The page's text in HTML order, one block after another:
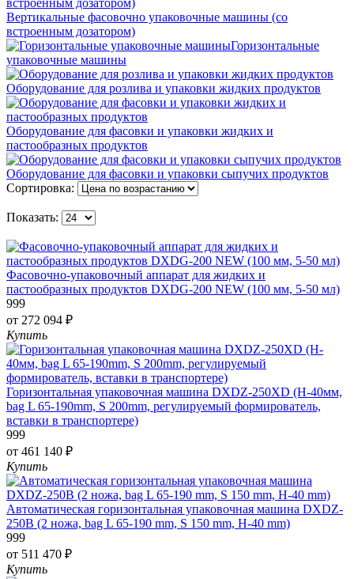
Вертикальные фасовочно упаковочные машины (со
встроенным дозатором)
Горизонтальные
упаковочные машины
Оборудование для розлива и упаковки жидких продуктов
Оборудование для фасовки и упаковки жидких и
пастообразных продуктов
Оборудование для фасовки и упаковки сыпучих продуктов
Сортировка:
Показать:
Фасовочно-упаковочный аппарат для жидких и
пастообразных продуктов DXDG-200 NEW (100 мм, 5-50 мл)
999
от 272 094 ₽
Купить
Горизонтальная упаковочная машина DXDZ-250XD (H-40мм,
bag L 65-190mm, S 200mm, регулируемый формирователь,
вставки в транспортере)
999
от 461 140 ₽
Купить
Автоматическая горизонтальная упаковочная машина DXDZ-
250B (2 ножа, bag L 65-190 mm, S 150 mm, H-40 mm)
999
от 511 470 ₽
Купить